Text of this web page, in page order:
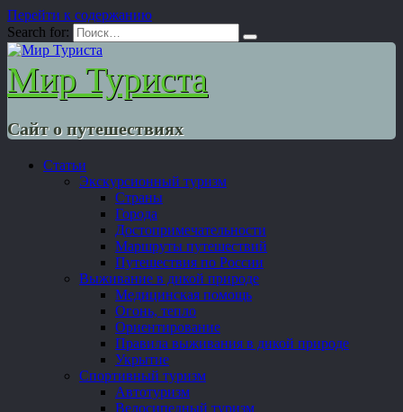
Перейти к содержанию
Search for:
Мир Туриста
Сайт о путешествиях
Статьи
Экскурсионный туризм
Страны
Города
Достопримечательности
Маршруты путешествий
Путешествия по России
Выживание в дикой природе
Медицинская помощь
Огонь, тепло
Ориентирование
Правила выживания в дикой природе
Укрытие
Спортивный туризм
Автотуризм
Велосипедный туризм